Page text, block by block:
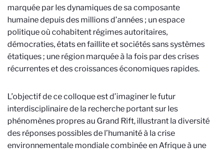
marquée par les dynamiques de sa composante
humaine depuis des millions d’années ; un espace
politique où cohabitent régimes autoritaires,
démocraties, états en faillite et sociétés sans systèmes
étatiques ; une région marquée à la fois par des crises
récurrentes et des croissances économiques rapides.
L’objectif de ce colloque est d’imaginer le futur
interdisciplinaire de la recherche portant sur les
phénomènes propres au Grand Rift, illustrant la diversité
des réponses possibles de l’humanité à la crise
environnementale mondiale combinée en Afrique à une